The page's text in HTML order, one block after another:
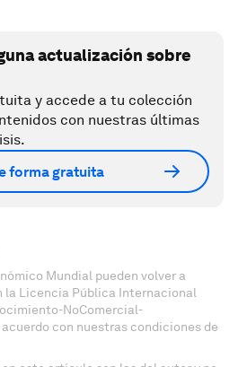
actualización sobre
y accede a tu colección
con nuestras últimas
forma gratuita
Mundial pueden volver a
la Licencia Pública Internacional
NoComercial-
con nuestras condiciones de